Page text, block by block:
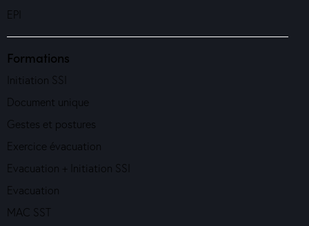
EPI
Formations
Initiation SSI
Document unique
Gestes et postures
Exercice évacuation
Evacuation + Initiation SSI
Evacuation
MAC SST